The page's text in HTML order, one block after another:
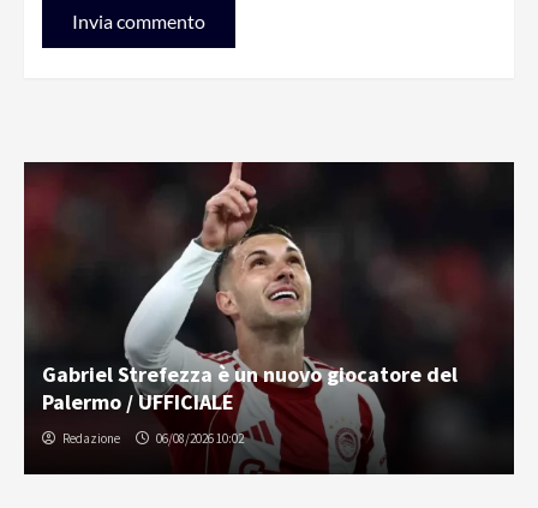
Gabriel Strefezza è un nuovo giocatore del
Palermo / UFFICIALE
Redazione 06/08/2026 10:02